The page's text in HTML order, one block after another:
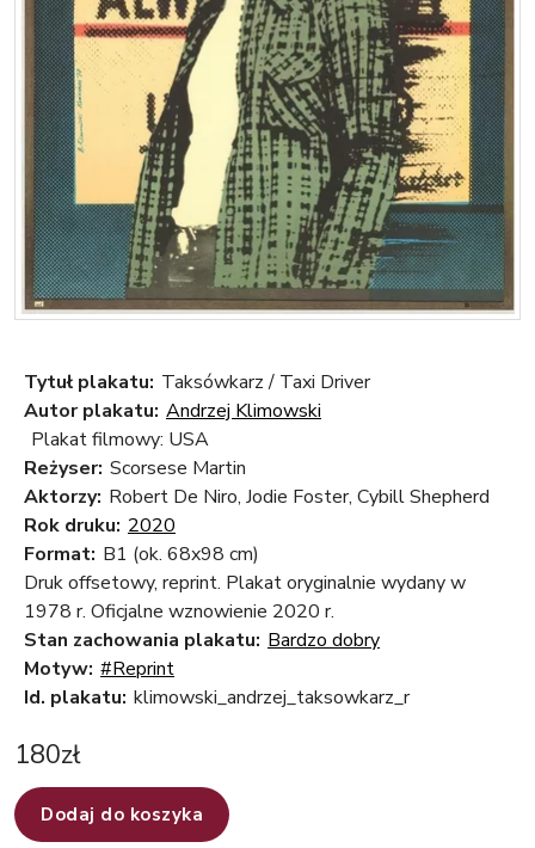
Tytuł plakatu: Taksówkarz / Taxi Driver
Autor plakatu: Andrzej Klimowski
Plakat filmowy: USA
Reżyser: Scorsese Martin
Aktorzy: Robert De Niro, Jodie Foster, Cybill Shepherd
Rok druku: 2020
Format: B1 (ok. 68x98 cm)
Druk offsetowy, reprint. Plakat oryginalnie wydany w
1978 r. Oficjalne wznowienie 2020 r.
Stan zachowania plakatu: Bardzo dobry
Motyw: #Reprint
Id. plakatu: klimowski_andrzej_taksowkarz_r
180zł
Dodaj do koszyka